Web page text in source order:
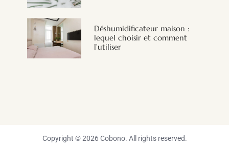
Déshumidificateur maison :
lequel choisir et comment
l’utiliser
Copyright © 2026 Cobono. All rights reserved.